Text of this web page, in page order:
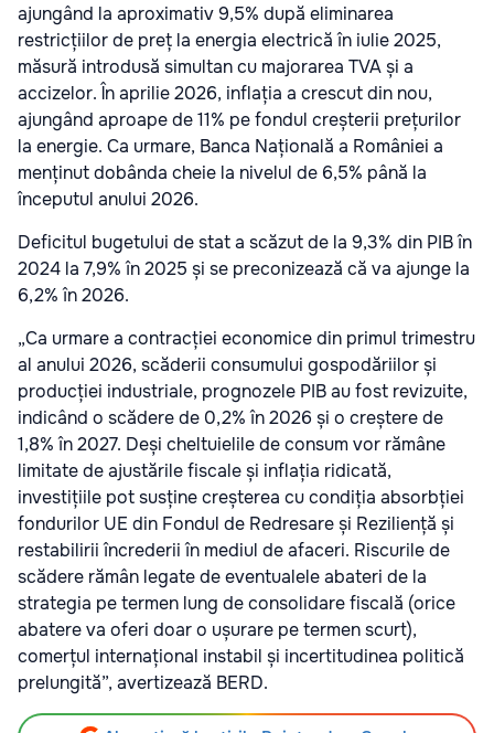
ajungând la aproximativ 9,5% după eliminarea
restricțiilor de preț la energia electrică în iulie 2025,
măsură introdusă simultan cu majorarea TVA și a
accizelor. În aprilie 2026, inflația a crescut din nou,
ajungând aproape de 11% pe fondul creșterii prețurilor
la energie. Ca urmare, Banca Națională a României a
menținut dobânda cheie la nivelul de 6,5% până la
începutul anului 2026.
Deficitul bugetului de stat a scăzut de la 9,3% din PIB în
2024 la 7,9% în 2025 și se preconizează că va ajunge la
6,2% în 2026.
„Ca urmare a contracției economice din primul trimestru
al anului 2026, scăderii consumului gospodăriilor și
producției industriale, prognozele PIB au fost revizuite,
indicând o scădere de 0,2% în 2026 și o creștere de
1,8% în 2027. Deși cheltuielile de consum vor rămâne
limitate de ajustările fiscale și inflația ridicată,
investițiile pot susține creșterea cu condiția absorbției
fondurilor UE din Fondul de Redresare și Reziliență și
restabilirii încrederii în mediul de afaceri. Riscurile de
scădere rămân legate de eventualele abateri de la
strategia pe termen lung de consolidare fiscală (orice
abatere va oferi doar o ușurare pe termen scurt),
comerțul internațional instabil și incertitudinea politică
prelungită”, avertizează BERD.